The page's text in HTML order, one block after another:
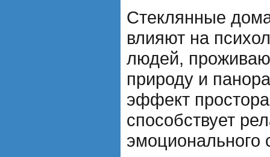
Стеклянные
влияют на
людей,
природу и
эффект
способствует
эмоционального